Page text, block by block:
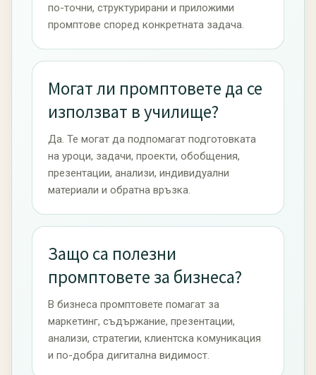
по-точни, структурирани и приложими
промптове според конкретната задача.
Могат ли промптовете да се
използват в училище?
Да. Те могат да подпомагат подготовката
на уроци, задачи, проекти, обобщения,
презентации, анализи, индивидуални
материали и обратна връзка.
Защо са полезни
промптовете за бизнеса?
В бизнеса промптовете помагат за
маркетинг, съдържание, презентации,
анализи, стратегии, клиентска комуникация
и по-добра дигитална видимост.